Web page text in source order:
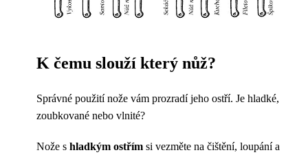
K čemu slouží který nůž?
Správné použití nože vám prozradí jeho ostří. Je hladké,
zoubkované nebo vlnité?
Nože s hladkým ostřím si vezměte na čištění, loupání a